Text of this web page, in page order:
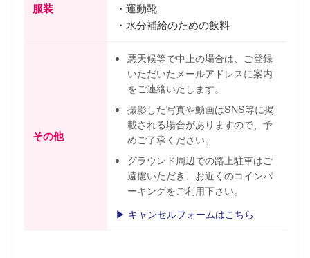
服装
・運動靴
・水分補給のための飲料
その他
悪天候等で中止の場合は、ご登録
いただいたメールアドレスに案内
をご連絡いたします。
撮影した写真や動画はSNS等に掲
載される場合がありますので、予
めご了承ください。
グラウンド周辺での路上駐車はご
遠慮いただき、お近くのコインパ
ーキングをご利用下さい。
▶ キャンセルフォームはこちら